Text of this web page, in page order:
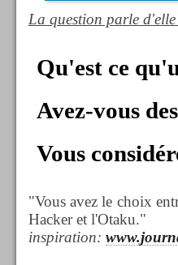
La question parle
Qu'est ce
Avez-vous
Vous
"Vous avez le choix
Hacker et l'Otaku."
inspiration: